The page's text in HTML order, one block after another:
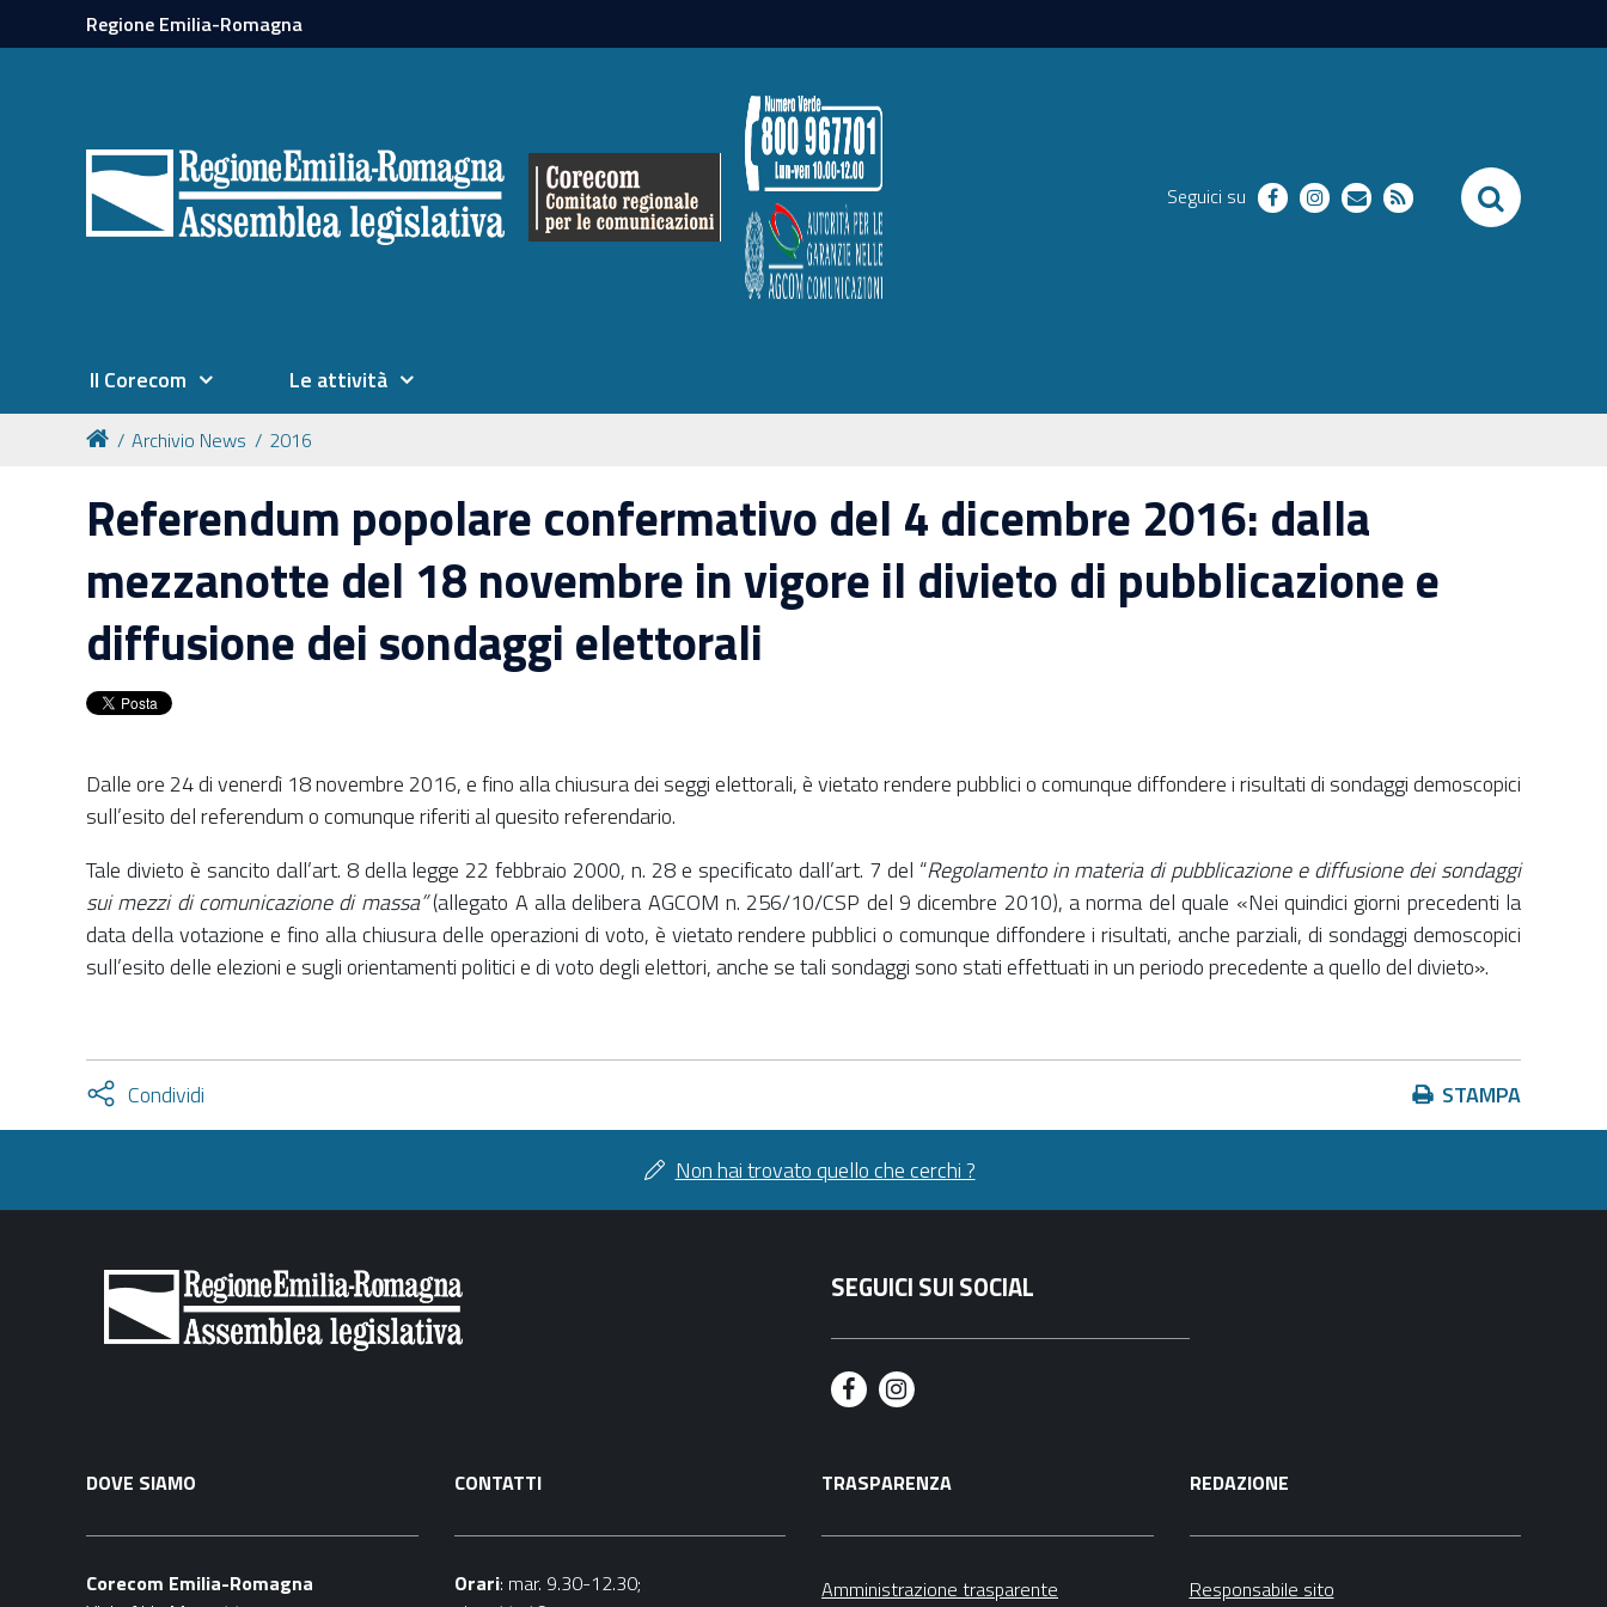
Regione Emilia-Romagna
Seguici su facebookinstagram
richieste
RSS SEARCH
Il Corecom Le attività
Archivio News 2016
Referendum popolare confermativo del 4 dicembre 2016: dalla
mezzanotte del 18 novembre in vigore il divieto di pubblicazione e
diffusione dei sondaggi elettorali
Dalle ore 24 di venerdì 18 novembre 2016, e fino alla chiusura dei seggi elettorali, è vietato rendere pubblici o comunque diffondere i risultati di sondaggi demoscopici
sull’esito del referendum o comunque riferiti al quesito referendario.
Tale divieto è sancito dall’art. 8 della legge 22 febbraio 2000, n. 28 e specificato dall’art. 7 del “Regolamento in materia di pubblicazione e diffusione dei sondaggi
sui mezzi di comunicazione di massa”(allegato A alla delibera AGCOM n. 256/10/CSP del 9 dicembre 2010), a norma del quale «Nei quindici giorni precedenti la
data della votazione e fino alla chiusura delle operazioni di voto, è vietato rendere pubblici o comunque diffondere i risultati, anche parziali, di sondaggi demoscopici
sull’esito delle elezioni e sugli orientamenti politici e di voto degli elettori, anche se tali sondaggi sono stati effettuati in un periodo precedente a quello del divieto».
Azioni
sul
STAMPA
Condividi
facebook
twitter
Attiva
condividi
Non hai trovato quello che cerchi ?
SEGUICI SUI SOCIAL
F
c
e
I
s
t
DOVE SIAMO
Corecom Emilia-Romagna
CONTATTI
Orari: mar. 9.30-12.30;
TRASPARENZA
Amministrazione trasparente
REDAZIONE
Responsabile sito